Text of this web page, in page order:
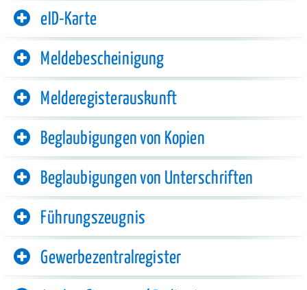
eID-Karte
Meldebescheinigung
Melderegisterauskunft
Beglaubigungen von Kopien
Beglaubigungen von Unterschriften
Führungszeugnis
Gewerbezentralregister